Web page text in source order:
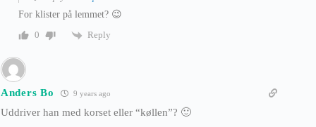
For klister på lemmet? 😉
0
Reply
Anders Bo 9 years ago
Uddriver han med korset eller “køllen”? 🙂